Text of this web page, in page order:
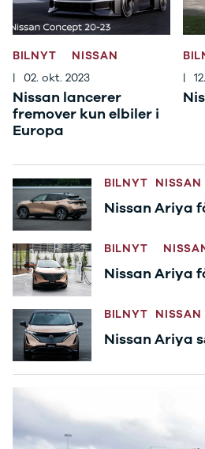
Ducato 33
Ducato 35
Talento
Se alle Ford
Elbil
Bronco
Grand C-
Max
Explorer
F-150
Focus
Kuga
Puma
BILNYT
NISSAN
| 02. okt. 2023
Nissan lancerer
fremover kun elbiler i
Europa
|
BILNYT NISSAN
Nissan Ariya
BILNYT
Nissan Ariya
BILNYT NISSAN
Nissan Ariya